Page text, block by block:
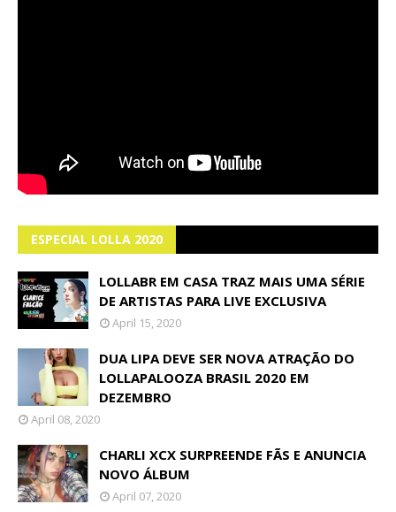
ESPECIAL LOLLA 2020
LOLLABR EM CASA TRAZ MAIS UMA SÉRIE
DE ARTISTAS PARA LIVE EXCLUSIVA
April 15, 2020
DUA LIPA DEVE SER NOVA ATRAÇÃO DO
LOLLAPALOOZA BRASIL 2020 EM
DEZEMBRO
April 08, 2020
CHARLI XCX SURPREENDE FÃS E ANUNCIA
NOVO ÁLBUM
April 07, 2020